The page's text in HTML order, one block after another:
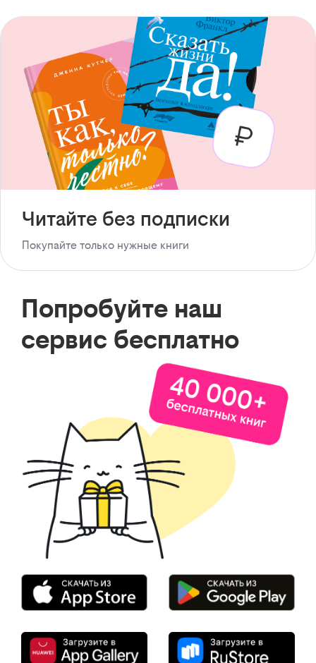
Читайте без подписки
Покупайте только нужные книги
Попробуйте наш
сервис бесплатно